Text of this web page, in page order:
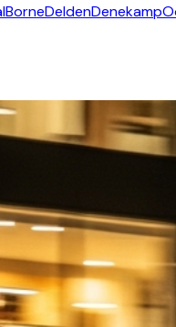
BorneDeldenDenekamp